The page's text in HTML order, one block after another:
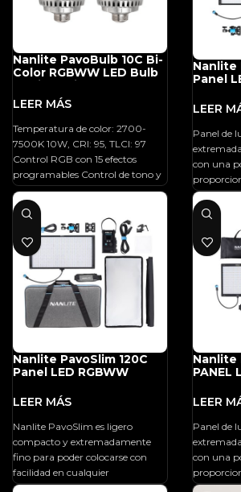
CA
de
Puerto
Nanlite PavoBulb 10C Bi-
Color RGBWW LED Bulb
Temperatura de color: 2700-
7500K 10W, CRI: 95, TLCI: 97
Control RGB con 15 efectos
programables Control de tono y
saturación
Nanlite
Panel
Panel de
con una
diseño le
espacios
facilita el
Batería
100%,
Rg
bordo,
NANLINK
Tamaño
mm, Peso
Peso
Nanlite PavoSlim 120C
Panel LED RGBWW
Nanlite PavoSlim es ligero
compacto y extremadamente
fino para poder colocarse con
facilidad en cualquier
localización. Con versiones Bi-
Nanlite
PANEL
Panel de
con una
diseño le